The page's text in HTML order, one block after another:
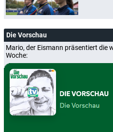
Die Vorschau
Mario, der Eismann präsentiert die
Woche: